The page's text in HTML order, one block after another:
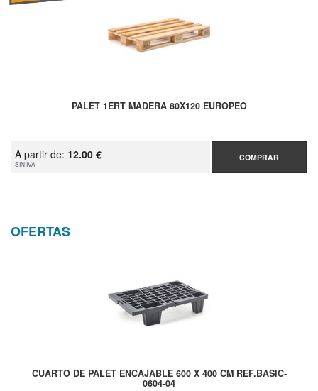
PALET 1ERT MADERA 80X120 EUROPEO
A partir de: 12.00 €
SIN IVA
COMPRAR
OFERTAS
CUARTO DE PALET ENCAJABLE 600 X 400 CM REF.BASIC-
0604-04